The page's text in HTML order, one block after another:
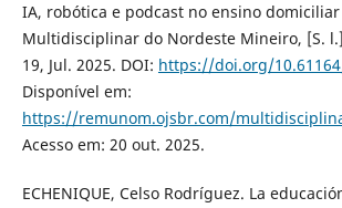
IA, robótica e podcast no ensino
Multidisciplinar do Nordeste Mineiro, [S.
19, Jul. 2025. DOI: https://doi.org/
Disponível em:
https://remunom.ojsbr.com/
Acesso em: 20 out. 2025.
ECHENIQUE, Celso Rodríguez. La